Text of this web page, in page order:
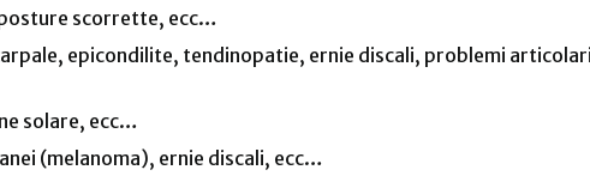
scorrette, ecc…
epicondilite, tendinopatie, ernie discali, problemi
solare, ecc…
(melanoma), ernie discali, ecc…